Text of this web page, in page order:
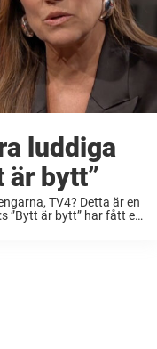
luddiga
är bytt”
TV4? Detta är en
”Bytt är bytt” har fått en